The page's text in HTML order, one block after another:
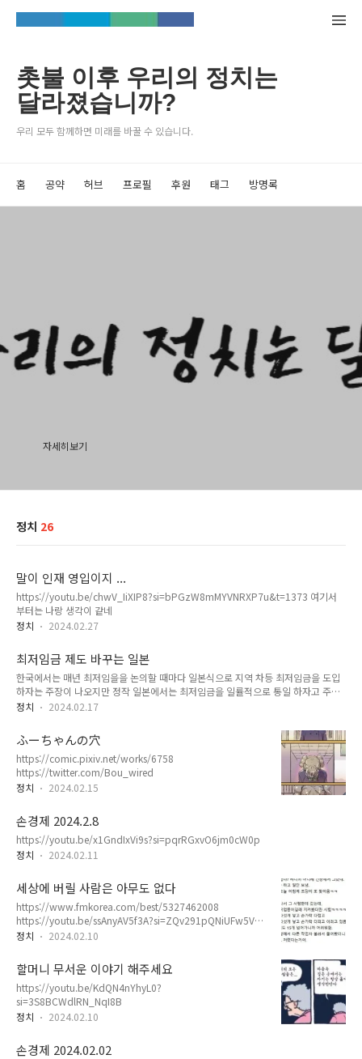
촛불 이후 우리의 정치는
달라졌습니까?
우리 모두 함께하면 미래를 바꿀 수 있습니다.
홈 공약 허브 프로필 후원 태그 방명록
자세히보기
정치 26
말이 인재 영입이지 ...
https://youtu.be/chwV_IiXIP8?si=bPGzW8mMYVNRXP7u&t=1373 여기서
부터는 나랑 생각이 같네
정치
2024.02.27
최저임금 제도 바꾸는 일본
한국에서는 매년 최저임을을 논의할 때마다 일본식으로 지역 차등 최저임금을 도입
하자는 주장이 나오지만 정작 일본에서는 최저임금을 일률적으로 통일 하자고 주장
지역별 최저임금 차등 적용이 지역 소멸을 가속화 하고 있다고 생각하기 때문이다
정치 2024.02.17
ふーちゃんの穴
https://comic.pixiv.net/works/6758
https://twitter.com/Bou_wired
정치
2024.02.15
손경제 2024.2.8
https://youtu.be/x1GndIxVi9s?si=pqrRGxvO6jm0cW0p
정치
2024.02.11
세상에 버릴 사람은 아무도 없다
https://www.fmkorea.com/best/5327462008
https://youtu.be/ssAnyAV5f3A?si=ZQv291pQNiUFw5V7
https://youtu.be/yNazZ0bKi0s?si=bnO8XONP6YadPNJR
정치 2024.02.10
할머니 무서운 이야기 해주세요
https://youtu.be/KdQN4nYhyL0?
si=3S8BCWdlRN_NqI8B
정치
2024.02.10
손경제 2024.02.02